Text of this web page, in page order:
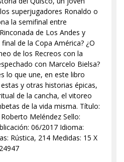
superjugadores Ronaldo o
la semifinal entre
de Los Andes y
de la Copa América? ¿O
de los Recreos con la
con Marcelo Bielsa?
lo que une, en este libro
y otras historias épicas,
de la cancha, el vitoreo
de la vida misma. Título:
Meléndez Sello:
06/2017 Idioma:
Rústica, 214 Medidas: 15 X